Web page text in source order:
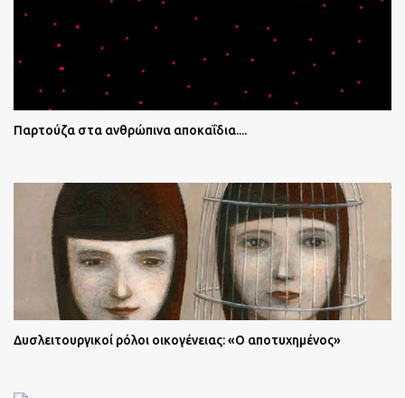
Παρτούζα στα ανθρώπινα αποκαΐδια....
Δυσλειτουργικοί ρόλοι οικογένειας: «Ο αποτυχημένος»